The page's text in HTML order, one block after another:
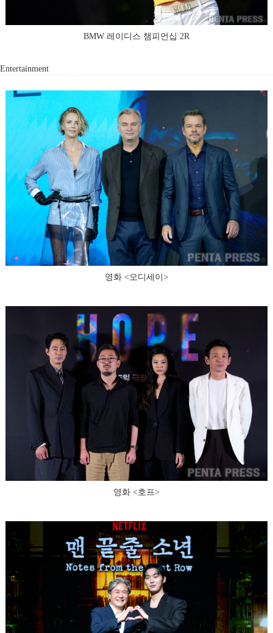
BMW 레이디스 챔피언십 2R
Entertainment
영화 <오디세이>
영화 <호프>